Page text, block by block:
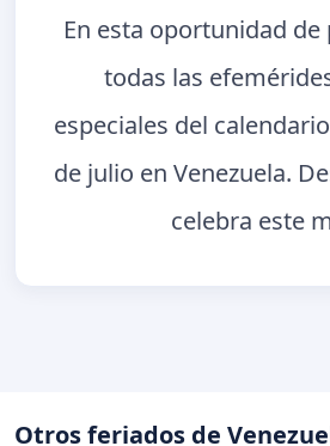
En esta oportunidad
todas las
especiales del
de julio en Venezuela.
celebra este
Otros feriados de